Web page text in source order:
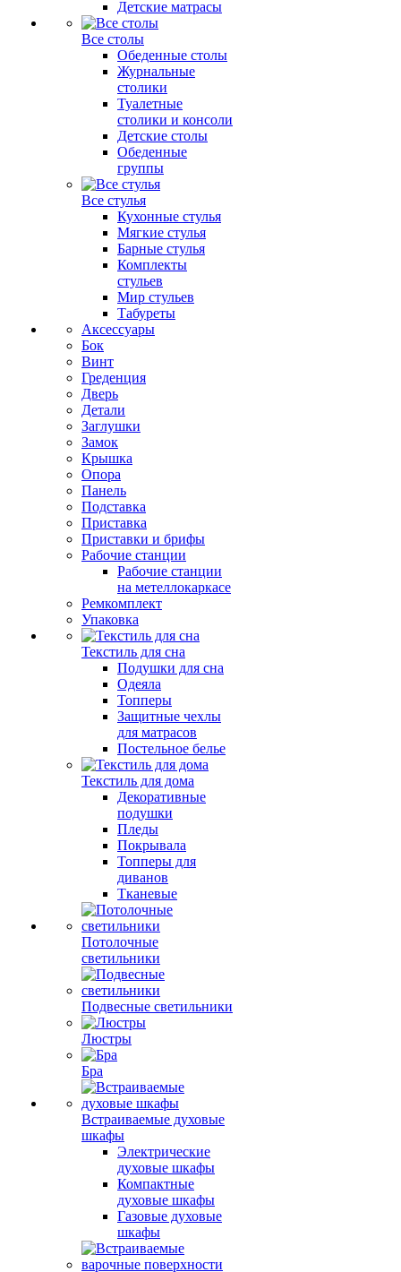
Детские матрасы
Все столы
Обеденные столы
Журнальные
столики
Туалетные
столики и консоли
Детские столы
Обеденные
группы
Все стулья
Кухонные стулья
Мягкие стулья
Барные стулья
Комплекты
стульев
Мир стульев
Табуреты
Аксессуары
Бок
Винт
Греденция
Дверь
Детали
Заглушки
Замок
Крышка
Опора
Панель
Подставка
Приставка
Приставки и брифы
Рабочие станции
Рабочие станции
на метеллокаркасе
Ремкомплект
Упаковка
Текстиль для сна
Подушки для сна
Одеяла
Топперы
Защитные чехлы
для матрасов
Постельное белье
Текстиль для дома
Декоративные
подушки
Пледы
Покрывала
Топперы для
диванов
Тканевые
Потолочные
светильники
Подвесные светильники
Люстры
Бра
Встраиваемые духовые
шкафы
Электрические
духовые шкафы
Компактные
духовые шкафы
Газовые духовые
шкафы